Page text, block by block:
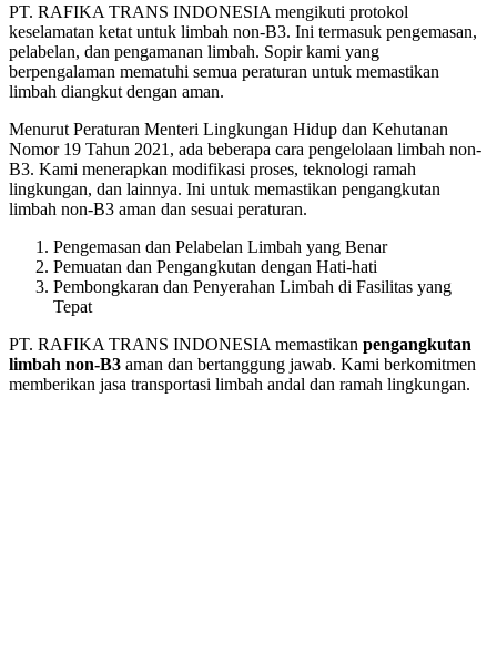
PT. RAFIKA TRANS INDONESIA mengikuti protokol
keselamatan ketat untuk limbah non-B3. Ini termasuk pengemasan,
pelabelan, dan pengamanan limbah. Sopir kami yang
berpengalaman mematuhi semua peraturan untuk memastikan
limbah diangkut dengan aman.
Menurut Peraturan Menteri Lingkungan Hidup dan Kehutanan
Nomor 19 Tahun 2021, ada beberapa cara pengelolaan limbah non-
B3. Kami menerapkan modifikasi proses, teknologi ramah
lingkungan, dan lainnya. Ini untuk memastikan pengangkutan
limbah non-B3 aman dan sesuai peraturan.
Pengemasan dan Pelabelan Limbah yang Benar
Pemuatan dan Pengangkutan dengan Hati-hati
Pembongkaran dan Penyerahan Limbah di Fasilitas yang
Tepat
PT. RAFIKA TRANS INDONESIA memastikan pengangkutan
limbah non-B3 aman dan bertanggung jawab. Kami berkomitmen
memberikan jasa transportasi limbah andal dan ramah lingkungan.